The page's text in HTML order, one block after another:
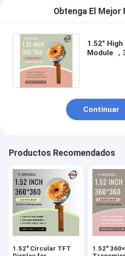
Obtenga El Mejor
1.52"
Module ，
Continuar
Productos Recomendados
1.52" Circular TFT
1.52"